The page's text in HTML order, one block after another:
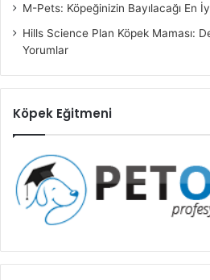
M-Pets: Köpeğinizin Bayılacağı En
Hills Science Plan Köpek Maması:
Yorumlar
Köpek Eğitmeni